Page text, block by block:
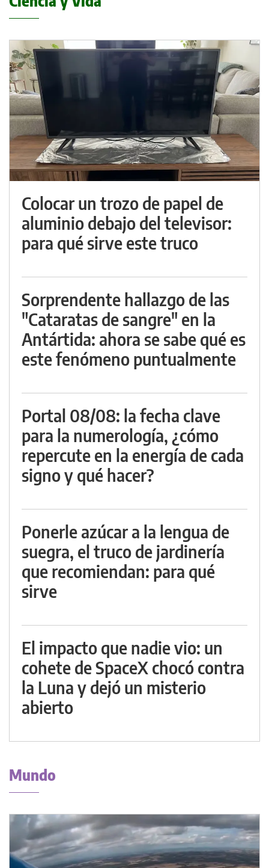
Colocar un trozo de papel de
aluminio debajo del televisor:
para qué sirve este truco
Sorprendente hallazgo de las
"Cataratas de sangre" en la
Antártida: ahora se sabe qué es
este fenómeno puntualmente
Portal 08/08: la fecha clave
para la numerología, ¿cómo
repercute en la energía de cada
signo y qué hacer?
Ponerle azúcar a la lengua de
suegra, el truco de jardinería
que recomiendan: para qué
sirve
El impacto que nadie vio: un
cohete de SpaceX chocó contra
la Luna y dejó un misterio
abierto
Mundo